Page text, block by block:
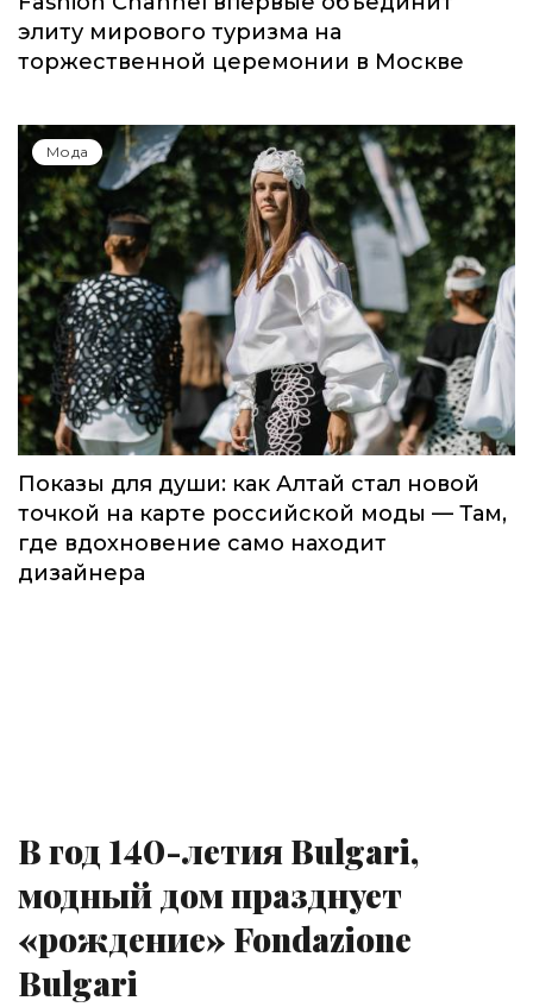
элиту мирового туризма на
торжественной церемонии в Москве
Мода
Показы для души: как Алтай стал новой
точкой на карте российской моды — Там,
где вдохновение само находит
дизайнера
В год 140-летия Bulgari,
модный дом празднует
«рождение» Fondazione
Bulgari